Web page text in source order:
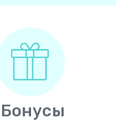
Бонусы